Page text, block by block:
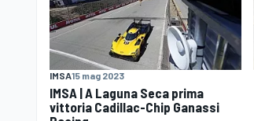
IMSA15 mag 2023
IMSA | A Laguna Seca prima
vittoria Cadillac-Chip Ganassi